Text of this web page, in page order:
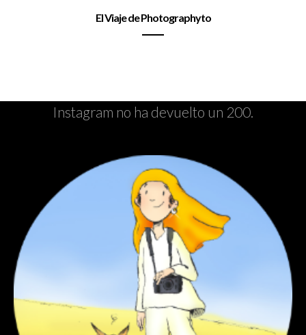
El Viaje de Photographyto
Instagram no ha devuelto un 200.